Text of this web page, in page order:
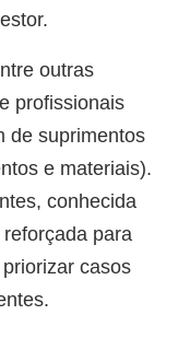
outras
profissionais
de suprimentos
e materiais).
conhecida
para
casos